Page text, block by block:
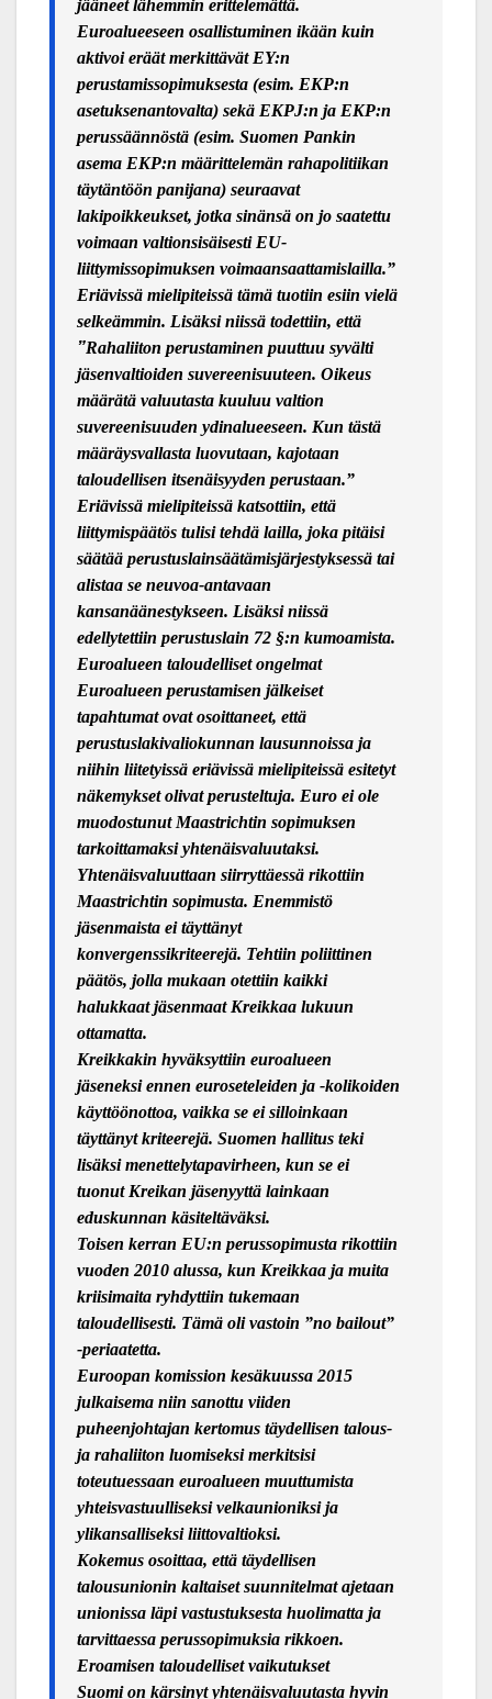
jääneet lähemmin erittelemättä.
Euroalueeseen osallistuminen ikään kuin
aktivoi eräät merkittävät EY:n
perustamissopimuksesta (esim. EKP:n
asetuksenantovalta) sekä EKPJ:n ja EKP:n
perussäännöstä (esim. Suomen Pankin
asema EKP:n määrittelemän rahapolitiikan
täytäntöön panijana) seuraavat
lakipoikkeukset, jotka sinänsä on jo saatettu
voimaan valtionsisäisesti EU-
liittymissopimuksen voimaansaattamislailla.”
Eriävissä mielipiteissä tämä tuotiin esiin vielä
selkeämmin. Lisäksi niissä todettiin, että
”Rahaliiton perustaminen puuttuu syvälti
jäsenvaltioiden suvereenisuuteen. Oikeus
määrätä valuutasta kuuluu valtion
suvereenisuuden ydinalueeseen. Kun tästä
määräysvallasta luovutaan, kajotaan
taloudellisen itsenäisyyden perustaan.”
Eriävissä mielipiteissä katsottiin, että
liittymispäätös tulisi tehdä lailla, joka pitäisi
säätää perustuslainsäätämisjärjestyksessä tai
alistaa se neuvoa-antavaan
kansanäänestykseen. Lisäksi niissä
edellytettiin perustuslain 72 §:n kumoamista.
Euroalueen taloudelliset ongelmat
Euroalueen perustamisen jälkeiset
tapahtumat ovat osoittaneet, että
perustuslakivaliokunnan lausunnoissa ja
niihin liitetyissä eriävissä mielipiteissä esitetyt
näkemykset olivat perusteltuja. Euro ei ole
muodostunut Maastrichtin sopimuksen
tarkoittamaksi yhtenäisvaluutaksi.
Yhtenäisvaluuttaan siirryttäessä rikottiin
Maastrichtin sopimusta. Enemmistö
jäsenmaista ei täyttänyt
konvergenssikriteerejä. Tehtiin poliittinen
päätös, jolla mukaan otettiin kaikki
halukkaat jäsenmaat Kreikkaa lukuun
ottamatta.
Kreikkakin hyväksyttiin euroalueen
jäseneksi ennen euroseteleiden ja -kolikoiden
käyttöönottoa, vaikka se ei silloinkaan
täyttänyt kriteerejä. Suomen hallitus teki
lisäksi menettelytapavirheen, kun se ei
tuonut Kreikan jäsenyyttä lainkaan
eduskunnan käsiteltäväksi.
Toisen kerran EU:n perussopimusta rikottiin
vuoden 2010 alussa, kun Kreikkaa ja muita
kriisimaita ryhdyttiin tukemaan
taloudellisesti. Tämä oli vastoin ”no bailout”
-periaatetta.
Euroopan komission kesäkuussa 2015
julkaisema niin sanottu viiden
puheenjohtajan kertomus täydellisen talous-
ja rahaliiton luomiseksi merkitsisi
toteutuessaan euroalueen muuttumista
yhteisvastuulliseksi velkaunioniksi ja
ylikansalliseksi liittovaltioksi.
Kokemus osoittaa, että täydellisen
talousunionin kaltaiset suunnitelmat ajetaan
unionissa läpi vastustuksesta huolimatta ja
tarvittaessa perussopimuksia rikkoen.
Eroamisen taloudelliset vaikutukset
Suomi on kärsinyt yhtenäisvaluutasta hyvin